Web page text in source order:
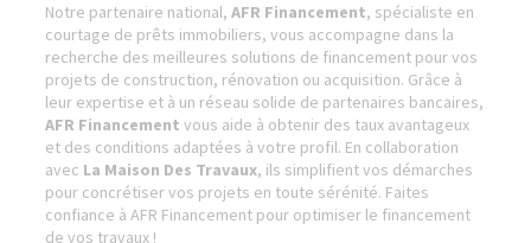
Notre partenaire national,AFR Financement, spécialiste en
courtage de prêts immobiliers, vous accompagne dans la
recherche des meilleures solutions de financement pour vos
projets de construction, rénovation ou acquisition. Grâce à
leur expertise et à un réseau solide de partenaires bancaires,
AFR Financement vous aide à obtenir des taux avantageux
et des conditions adaptées à votre profil. En collaboration
avec La Maison Des Travaux, ils simplifient vos démarches
pour concrétiser vos projets en toute sérénité. Faites
confiance à AFR Financement pour optimiser le financement
de vos travaux !